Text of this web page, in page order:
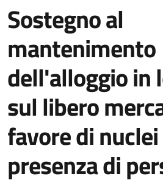
Sostegno al
mantenimento
dell'alloggio in
sul libero
favore di
presenza di